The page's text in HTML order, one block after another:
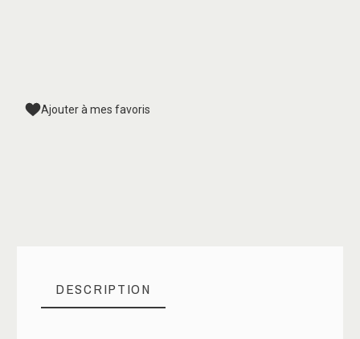
Ajouter à mes favoris
DESCRIPTION